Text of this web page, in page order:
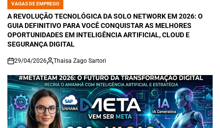
POSTED
IN
VAGAS DE EMPREGO
A REVOLUÇÃO TECNOLÓGICA DA SOLO NETWORK EM 2026: O
GUIA DEFINITIVO PARA VOCÊ CONQUISTAR AS MELHORES
OPORTUNIDADES EM INTELIGÊNCIA ARTIFICIAL, CLOUD E
SEGURANÇA DIGITAL
on
29/04/2026 Thaisa Zago Sartori